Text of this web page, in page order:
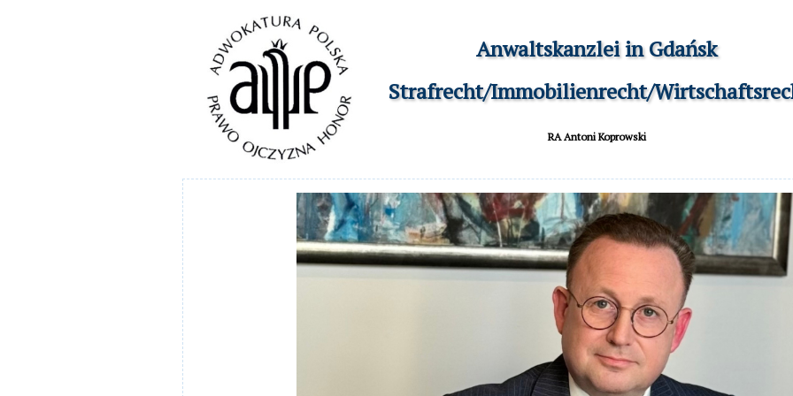
Anwaltskanzlei in Gdańsk
Strafrecht/Immobilienrecht/
RA Antoni Koprowski